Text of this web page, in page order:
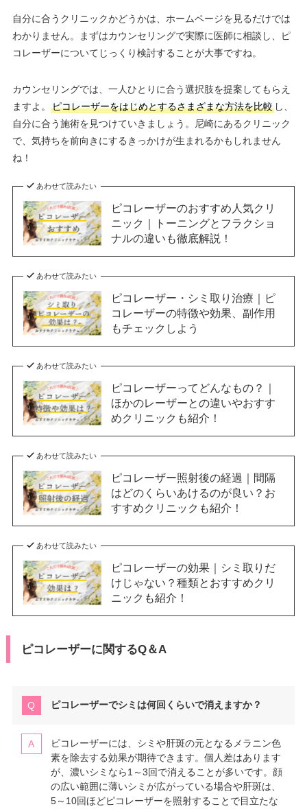
自分に合うクリニックかどうかは、ホームページを見るだけでは
わかりません。まずはカウンセリングで実際に医師に相談し、ピ
コレーザーについてじっくり検討することが大事ですね。
カウンセリングでは、一人ひとりに合う選択肢を提案してもらえ
ますよ。
ピコレーザーをはじめとするさまざまな方法を比較し、
自分に合う施術を見つけていきましょう。尼崎にあるクリニック
で、気持ちを前向きにするきっかけが生まれるかもしれません
ね！
あわせて読みたい
ピコレーザーのおすすめ人気クリ
ニック｜トーニングとフラクショ
ナルの違いも徹底解説！
あわせて読みたい
ピコレーザー・シミ取り治療｜ピ
コレーザーの特徴や効果、副作用
もチェックしよう
あわせて読みたい
ピコレーザーってどんなもの？｜
ほかのレーザーとの違いやおすす
めクリニックも紹介！
あわせて読みたい
ピコレーザー照射後の経過｜間隔
はどのくらいあけるのが良い？お
すすめクリニックも紹介！
あわせて読みたい
ピコレーザーの効果｜シミ取りだ
けじゃない？種類とおすすめクリ
ニックも紹介！
ピコレーザーに関するQ＆A
ピコレーザーでシミは何回くらいで消えますか？
ピコレーザーには、シミや肝斑の元となるメラニン色
素を除去する効果が期待できます。個人差はあります
が、濃いシミなら1～3回で消えることが多いです。顔
の広い範囲に薄いシミが広がっている場合や肝斑は、
5～10回ほどピコレーザーを照射することで目立たな